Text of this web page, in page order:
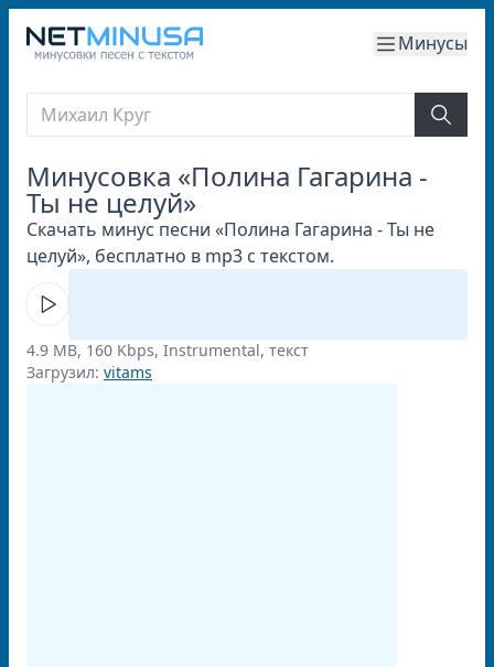
Минусы
Минусовка «Полина Гагарина -
Ты не целуй»
Скачать минус песни «Полина Гагарина - Ты не
целуй», бесплатно в mp3 с текстом.
4.9 MB, 160 Kbps, Instrumental, текст
Загрузил: vitams